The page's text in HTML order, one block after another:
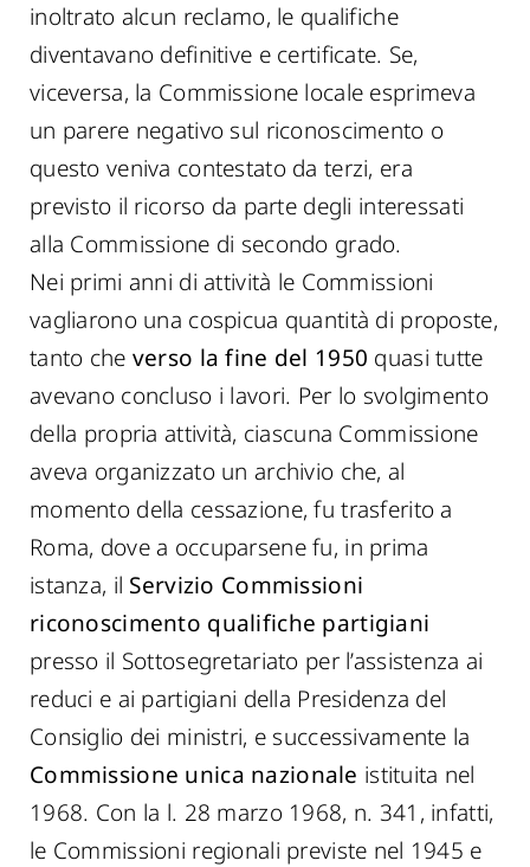
inoltrato alcun reclamo, le qualifiche
diventavano definitive e certificate. Se,
viceversa, la Commissione locale esprimeva
un parere negativo sul riconoscimento o
questo veniva contestato da terzi, era
previsto il ricorso da parte degli interessati
alla Commissione di secondo grado.
Nei primi anni di attività le Commissioni
vagliarono una cospicua quantità di proposte,
tanto che verso la fine del 1950 quasi tutte
avevano concluso i lavori. Per lo svolgimento
della propria attività, ciascuna Commissione
aveva organizzato un archivio che, al
momento della cessazione, fu trasferito a
Roma, dove a occuparsene fu, in prima
istanza, il Servizio Commissioni
riconoscimento qualifiche partigiani
presso il Sottosegretariato per l’assistenza ai
reduci e ai partigiani della Presidenza del
Consiglio dei ministri, e successivamente la
Commissione unica nazionale istituita nel
1968. Con la l. 28 marzo 1968, n. 341, infatti,
le Commissioni regionali previste nel 1945 e